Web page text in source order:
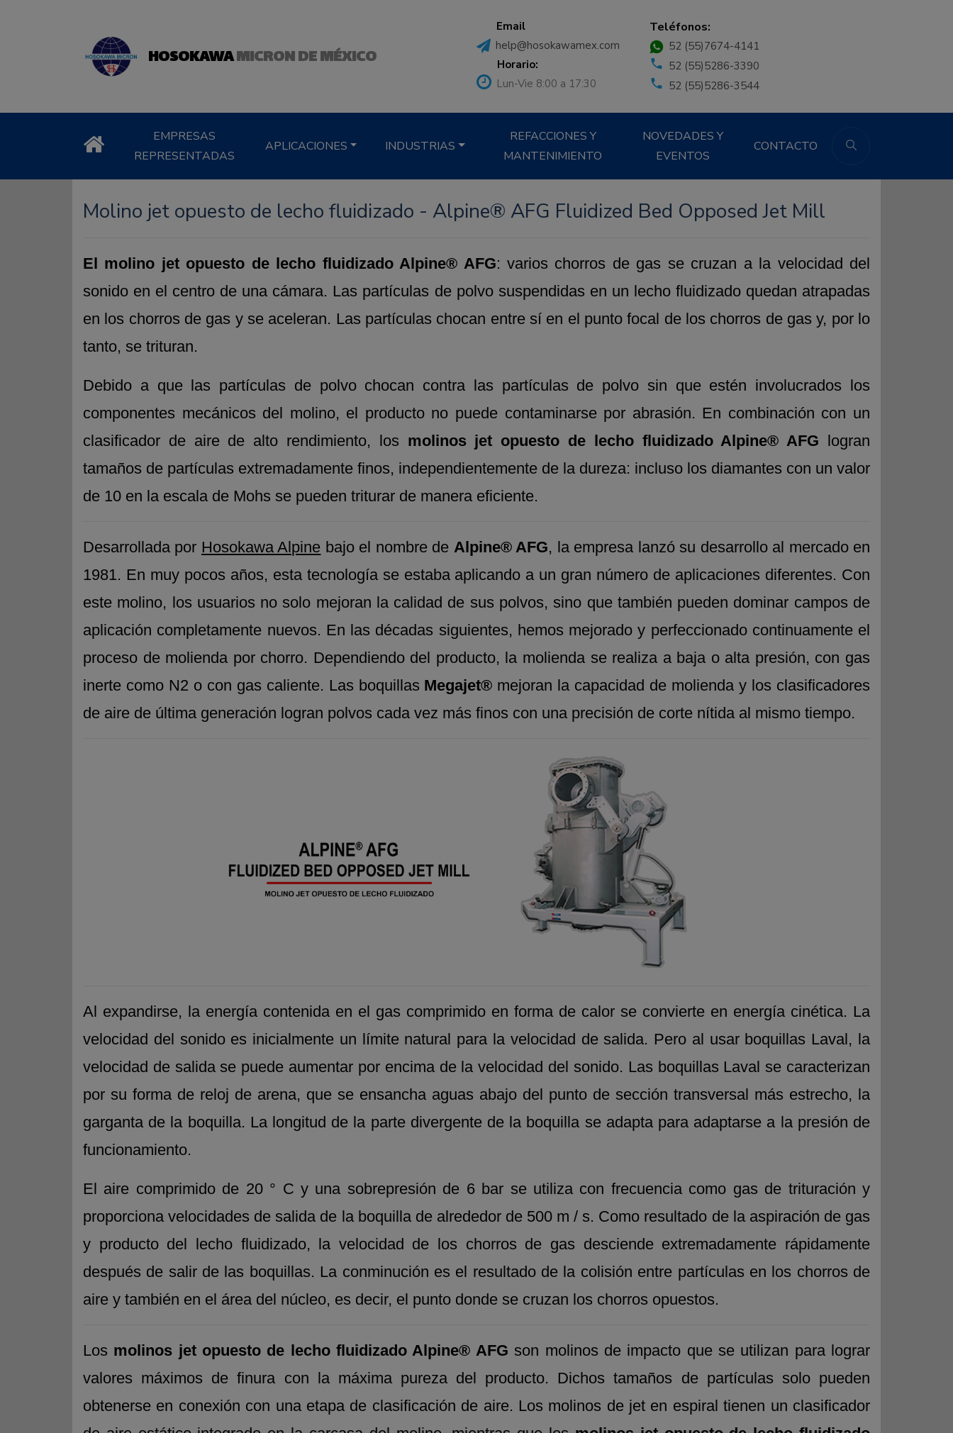
HOSOKAWAMICRON DE MÉXICO
Email
help@hosokawamex.com
Horario:
Lun-Vie 8:00 a 17:30
Teléfonos:
52 (55)7674-4141
52 (55)5286-3390
52 (55)5286-3544
EMPRESAS
REPRESENTADAS
APLICACIONES INDUSTRIAS
REFACCIONES Y
MANTENIMIENTO
NOVEDADES Y
EVENTOS
CONTACTO
Molino jet opuesto de lecho fluidizado - Alpine® AFG Fluidized Bed Opposed Jet Mill
El molino jet opuesto de lecho fluidizado Alpine® AFG: varios chorros de gas se cruzan a la velocidad del
sonido en el centro de una cámara. Las partículas de polvo suspendidas en un lecho fluidizado quedan atrapadas
en los chorros de gas y se aceleran. Las partículas chocan entre sí en el punto focal de los chorros de gas y, por lo
tanto, se trituran.
Debido a que las partículas de polvo chocan contra las partículas de polvo sin que estén involucrados los
componentes mecánicos del molino, el producto no puede contaminarse por abrasión. En combinación con un
clasificador de aire de alto rendimiento, los molinos jet opuesto de lecho fluidizado Alpine® AFG logran
tamaños de partículas extremadamente finos, independientemente de la dureza: incluso los diamantes con un valor
de 10 en la escala de Mohs se pueden triturar de manera eficiente.
Desarrollada por Hosokawa Alpine bajo el nombre de Alpine® AFG, la empresa lanzó su desarrollo al mercado en
1981. En muy pocos años, esta tecnología se estaba aplicando a un gran número de aplicaciones diferentes. Con
este molino, los usuarios no solo mejoran la calidad de sus polvos, sino que también pueden dominar campos de
aplicación completamente nuevos. En las décadas siguientes, hemos mejorado y perfeccionado continuamente el
proceso de molienda por chorro. Dependiendo del producto, la molienda se realiza a baja o alta presión, con gas
inerte como N2 o con gas caliente. Las boquillas Megajet® mejoran la capacidad de molienda y los clasificadores
de aire de última generación logran polvos cada vez más finos con una precisión de corte nítida al mismo tiempo.
Al expandirse, la energía contenida en el gas comprimido en forma de calor se convierte en energía cinética. La
velocidad del sonido es inicialmente un límite natural para la velocidad de salida. Pero al usar boquillas Laval, la
velocidad de salida se puede aumentar por encima de la velocidad del sonido. Las boquillas Laval se caracterizan
por su forma de reloj de arena, que se ensancha aguas abajo del punto de sección transversal más estrecho, la
garganta de la boquilla. La longitud de la parte divergente de la boquilla se adapta para adaptarse a la presión de
funcionamiento.
El aire comprimido de 20 ° C y una sobrepresión de 6 bar se utiliza con frecuencia como gas de trituración y
proporciona velocidades de salida de la boquilla de alrededor de 500 m / s. Como resultado de la aspiración de gas
y producto del lecho fluidizado, la velocidad de los chorros de gas desciende extremadamente rápidamente
después de salir de las boquillas. La conminución es el resultado de la colisión entre partículas en los chorros de
aire y también en el área del núcleo, es decir, el punto donde se cruzan los chorros opuestos.
Los molinos jet opuesto de lecho fluidizado Alpine® AFG son molinos de impacto que se utilizan para lograr
valores máximos de finura con la máxima pureza del producto. Dichos tamaños de partículas solo pueden
obtenerse en conexión con una etapa de clasificación de aire. Los molinos de jet en espiral tienen un clasificador